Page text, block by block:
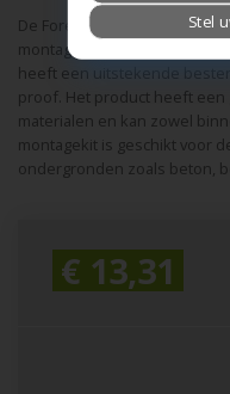
De Forevergreen Lijmkit is
montagekit voor het
heeft een uitstekende
proof. Het product heeft
materialen en kan zowel
montagekit is geschikt voor
ondergronden zoals beton,
€ 13,31
Stel